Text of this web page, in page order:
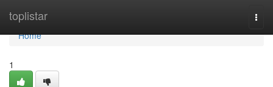
toplistar
Home
Home
1